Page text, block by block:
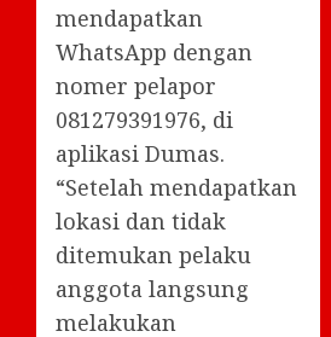
mendapatkan
WhatsApp dengan
nomer pelapor
081279391976, di
aplikasi Dumas.
“Setelah mendapatkan
lokasi dan tidak
ditemukan pelaku
anggota langsung
melakukan